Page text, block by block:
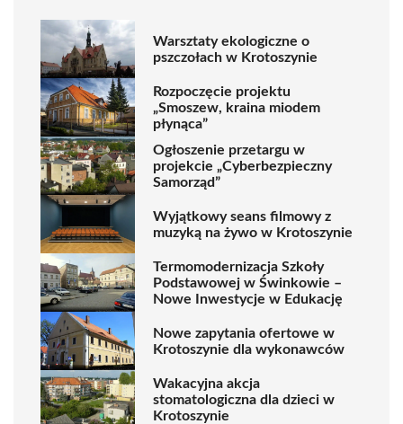
Warsztaty ekologiczne o
pszczołach w Krotoszynie
Rozpoczęcie projektu
„Smoszew, kraina miodem
płynąca”
Ogłoszenie przetargu w
projekcie „Cyberbezpieczny
Samorząd”
Wyjątkowy seans filmowy z
muzyką na żywo w Krotoszynie
Termomodernizacja Szkoły
Podstawowej w Świnkowie –
Nowe Inwestycje w Edukację
Nowe zapytania ofertowe w
Krotoszynie dla wykonawców
Wakacyjna akcja
stomatologiczna dla dzieci w
Krotoszynie